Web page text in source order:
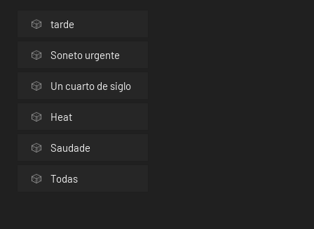
tarde
Soneto urgente
Un cuarto de siglo
Heat
Saudade
Todas